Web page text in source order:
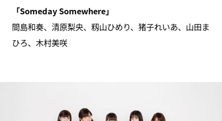
「Someday Somewhere」
間島和奏、清原梨央、籾山ひめり、猪子れいあ、山田ま
ひろ、木村美咲